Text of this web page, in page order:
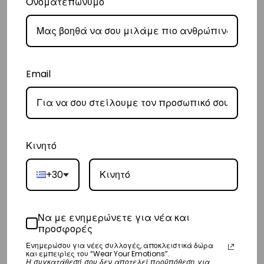
Ευρώπη
– Τα έξοδα αποστολής για όλο την Ευρώπη είναι στα€25.
παράδοσή σας.
– Οι χρόνοι παράδοσης κυμαίνονται συνήθως από 3-8 εργάσιμες
ημέρες.
– Τα έξοδα αποστολής για όλο τον υπόλοιπο κόσμο είναι στα
– Η συνεργαζόμενη εταιρεία ταχυμεταφορών,
παράδοσή σας.
ημέρες.
Επιστροφές
Email
Κινητό
+30
Να με ενημερώνετε για νέα και
προσφορές
Ενημερώσου για νέες συλλογές, αποκλειστικά δώρα
και εμπειρίες του “Wear Your Emotions”.
Η συγκατάθεσή σου δεν αποτελεί προϋπόθεση για